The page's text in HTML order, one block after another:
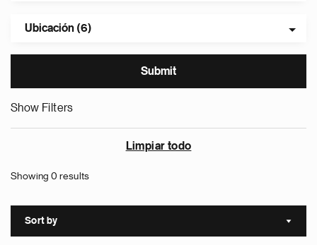
Ubicación (6)
Show Filters
Limpiar todo
Showing 0 results
Sort by Sort